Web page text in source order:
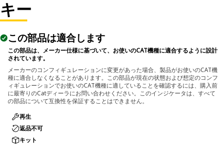
キー
この部品は適合します
この部品は、メーカー仕様に基づいて、お使いのCAT機種に適合するように設計
されています。
メーカーのコンフィギュレーションに変更があった場合、製品がお使いのCAT機
種に適合しなくなることがあります。この部品が現在の状態および想定のコンフ
ィギュレーションでお使いのCAT機種に適していることを確認するには、購入前
に最寄りのCatディーラにお問い合わせください。このインジケータは、すべて
の部品について互換性を保証することはできません。
再生
返品不可
キット